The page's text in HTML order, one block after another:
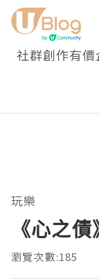
社群創作有價
玩樂
《心之
瀏覽次數:185